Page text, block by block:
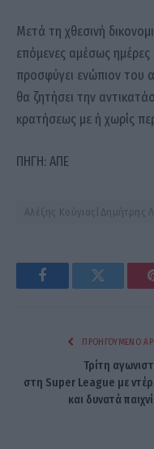
Μετά τη χθεσινή
επόμενες αμέσως
προσφύγει ενώπιον του
θα ζητήσει την
κρατήσεως με ή χωρίς
ΠΗΓΗ: ΑΠΕ
Αλέξης Κούγιας|Δημήτρης
FacebookTwitter
ΠΡΟΗΓΟΎΜΕΝΟ
Τρίτη
στη Super League με
και δυνατά